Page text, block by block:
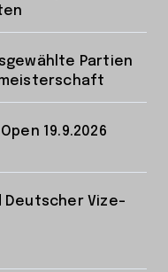
Partien
19.9.2026
Deutscher Vize-